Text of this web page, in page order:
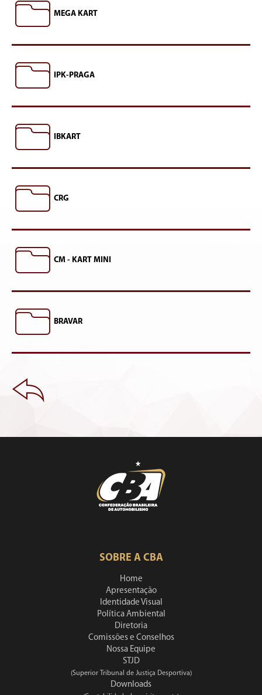
MEGA KART
IPK-PRAGA
IBKART
CRG
CM - KART MINI
BRAVAR
SOBRE A CBA
Home
Apresentação
Identidade Visual
Política Ambiental
Diretoria
Comissões e Conselhos
Nossa Equipe
STJD
(Superior Tribunal de Justiça Desportiva)
Downloads